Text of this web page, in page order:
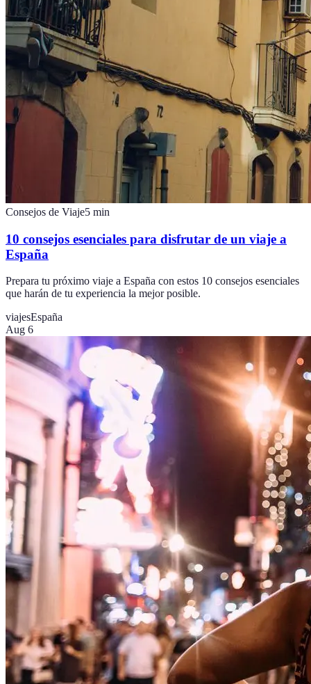
Consejos de Viaje5 min
10 consejos esenciales para disfrutar de un viaje a
España
Prepara tu próximo viaje a España con estos 10 consejos esenciales
que harán de tu experiencia la mejor posible.
viajesEspaña
Aug 6